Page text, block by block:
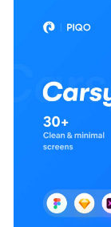
Arrow Trade
04-04
WatchOS智
深色app ui设
Yollo运动、
深色音乐app